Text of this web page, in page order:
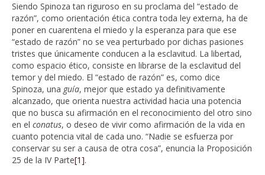
Siendo Spinoza tan riguroso en su proclama del “estado de
razón”, como orientación ética contra toda ley externa, ha de
poner en cuarentena el miedo y la esperanza para que ese
“estado de razón” no se vea perturbado por dichas pasiones
tristes que únicamente conducen a la esclavitud. La libertad,
como espacio ético, consiste en librarse de la esclavitud del
temor y del miedo. El “estado de razón” es, como dice
Spinoza, una guía, mejor que estado ya definitivamente
alcanzado, que orienta nuestra actividad hacia una potencia
que no busca su afirmación en el reconocimiento del otro sino
en el conatus, o deseo de vivir como afirmación de la vida en
cuanto potencia vital de cada uno. “Nadie se esfuerza por
conservar su ser a causa de otra cosa”, enuncia la Proposición
25 de la IV Parte[1].